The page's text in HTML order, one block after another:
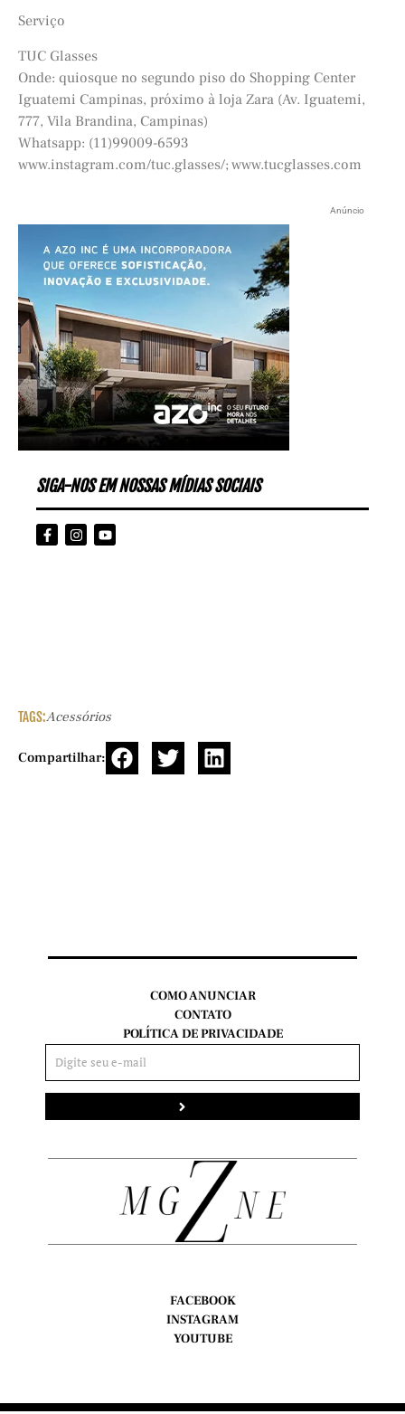
Serviço
TUC Glasses
Onde: quiosque no segundo piso do Shopping Center
Iguatemi Campinas, próximo à loja Zara (Av. Iguatemi,
777, Vila Brandina, Campinas)
Whatsapp: (11)99009-6593
www.instagram.com/tuc.glasses/; www.tucglasses.com
Anúncio
SIGA-NOS EM NOSSAS MÍDIAS SOCIAIS
TAGS:Acessórios
Compartilhar:
FACEBOOK
INSTAGRAM
YOUTUBE
COMO ANUNCIAR
CONTATO
POLÍTICA DE PRIVACIDADE